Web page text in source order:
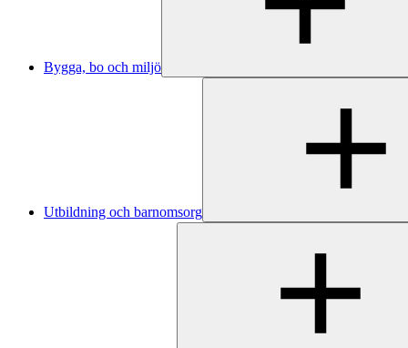
Bygga, bo och miljö
Utbildning och barnomsorg